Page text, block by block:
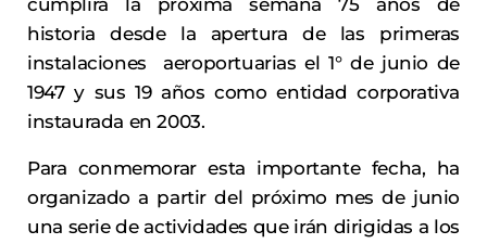
cumplirá la próxima semana 75 años de
historia desde la apertura de las primeras
instalaciones aeroportuarias el 1° de junio de
1947 y sus 19 años como entidad corporativa
instaurada en 2003.
Para conmemorar esta importante fecha, ha
organizado a partir del próximo mes de junio
una serie de actividades que irán dirigidas a los